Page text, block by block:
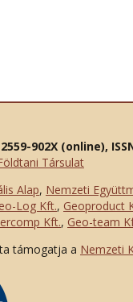
902X (online),
Társulat
Alap, Nemzeti
Log Kft., Geoproduct
Kft., Geo-team
támogatja a Nemzeti